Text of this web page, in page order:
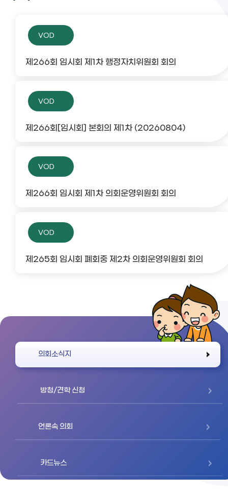
VOD
제266회 임시회 제1차 행정자치위원회 회의
VOD
제266회[임시회] 본회의 제1차 (20260804)
VOD
제266회 임시회 제1차 의회운영위원회 회의
VOD
제265회 임시회 폐회중 제2차 의회운영위원회 회의
의회소식지
방청/견학 신청
언론속 의회
카드뉴스